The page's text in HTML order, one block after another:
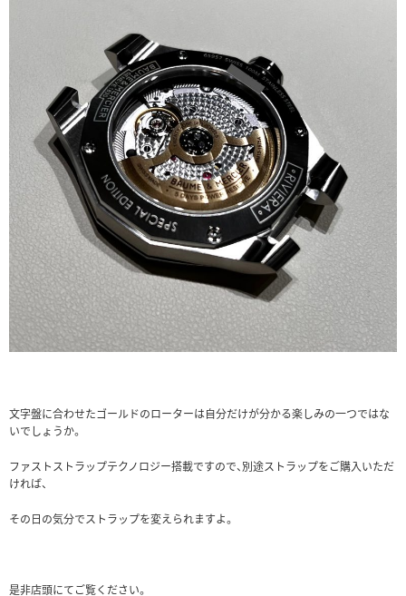
文字盤に合わせたゴールドのローターは自分だけが分かる楽しみの一つではな
いでしょうか。
ファストストラップテクノロジー搭載ですので、別途ストラップをご購入いただ
ければ、
その日の気分でストラップを変えられますよ。
是非店頭にてご覧ください。